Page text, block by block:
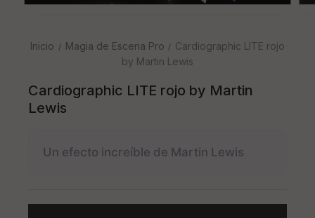
Inicio Magia de Escena Pro
Cardiographic LITE rojo
by Martin Lewis
Cardiographic LITE rojo by Martin
Lewis
Un efecto increíble de Martin Lewis